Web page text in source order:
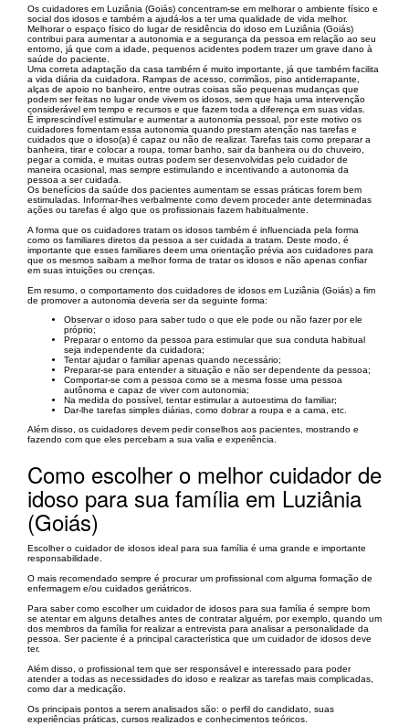
Os cuidadores em Luziânia (Goiás) concentram-se em melhorar o ambiente físico e
social dos idosos e também a ajudá-los a ter uma qualidade de vida melhor.
Melhorar o espaço físico do lugar de residência do idoso em Luziânia (Goiás)
contribui para aumentar a autonomia e a segurança da pessoa em relação ao seu
entorno, já que com a idade, pequenos acidentes podem trazer um grave dano à
saúde do paciente.
Uma correta adaptação da casa também é muito importante, já que também facilita
a vida diária da cuidadora. Rampas de acesso, corrimãos, piso antiderrapante,
alças de apoio no banheiro, entre outras coisas são pequenas mudanças que
podem ser feitas no lugar onde vivem os idosos, sem que haja uma intervenção
considerável em tempo e recursos e que fazem toda a diferença em suas vidas.
É imprescindível estimular e aumentar a autonomia pessoal, por este motivo os
cuidadores fomentam essa autonomia quando prestam atenção nas tarefas e
cuidados que o idoso(a) é capaz ou não de realizar. Tarefas tais como preparar a
banheira, tirar e colocar a roupa, tomar banho, sair da banheira ou do chuveiro,
pegar a comida, e muitas outras podem ser desenvolvidas pelo cuidador de
maneira ocasional, mas sempre estimulando e incentivando a autonomia da
pessoa a ser cuidada.
Os benefícios da saúde dos pacientes aumentam se essas práticas forem bem
estimuladas. Informar-lhes verbalmente como devem proceder ante determinadas
ações ou tarefas é algo que os profissionais fazem habitualmente.
A forma que os cuidadores tratam os idosos também é influenciada pela forma
como os familiares diretos da pessoa a ser cuidada a tratam. Deste modo, é
importante que esses familiares deem uma orientação prévia aos cuidadores para
que os mesmos saibam a melhor forma de tratar os idosos e não apenas confiar
em suas intuições ou crenças.
Em resumo, o comportamento dos cuidadores de idosos em Luziânia (Goiás) a fim
de promover a autonomia deveria ser da seguinte forma:
Observar o idoso para saber tudo o que ele pode ou não fazer por ele
próprio;
Preparar o entorno da pessoa para estimular que sua conduta habitual
seja independente da cuidadora;
Tentar ajudar o familiar apenas quando necessário;
Preparar-se para entender a situação e não ser dependente da pessoa;
Comportar-se com a pessoa como se a mesma fosse uma pessoa
autônoma e capaz de viver com autonomia;
Na medida do possível, tentar estimular a autoestima do familiar;
Dar-lhe tarefas simples diárias, como dobrar a roupa e a cama, etc.
Além disso, os cuidadores devem pedir conselhos aos pacientes, mostrando e
fazendo com que eles percebam a sua valia e experiência.
Como escolher o melhor cuidador de
idoso para sua família em Luziânia
(Goiás)
Escolher o cuidador de idosos ideal para sua família é uma grande e importante
responsabilidade.
O mais recomendado sempre é procurar um profissional com alguma formação de
enfermagem e/ou cuidados geriátricos.
Para saber como escolher um cuidador de idosos para sua família é sempre bom
se atentar em alguns detalhes antes de contratar alguém, por exemplo, quando um
dos membros da família for realizar a entrevista para analisar a personalidade da
pessoa. Ser paciente é a principal característica que um cuidador de idosos deve
ter.
Além disso, o profissional tem que ser responsável e interessado para poder
atender a todas as necessidades do idoso e realizar as tarefas mais complicadas,
como dar a medicação.
Os principais pontos a serem analisados são: o perfil do candidato, suas
experiências práticas, cursos realizados e conhecimentos teóricos.